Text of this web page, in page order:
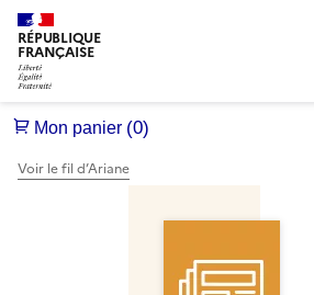
RÉPUBLIQUE
FRANÇAISE
Voir le fil d’Ariane